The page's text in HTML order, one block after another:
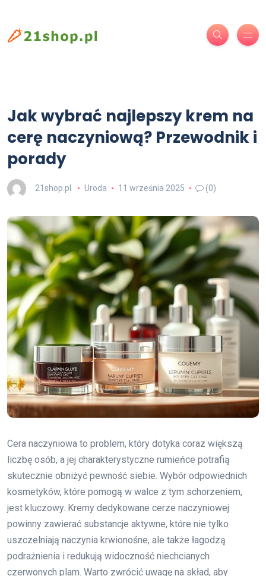
Jak wybrać najlepszy krem na
cerę naczyniową? Przewodnik i
porady
21shop.pl Uroda 11 września 2025 (0)
Cera naczyniowa to problem, który dotyka coraz większą
liczbę osób, a jej charakterystyczne rumieńce potrafią
skutecznie obniżyć pewność siebie. Wybór odpowiednich
kosmetyków, które pomogą w walce z tym schorzeniem,
jest kluczowy. Kremy dedykowane cerze naczyniowej
powinny zawierać substancje aktywne, które nie tylko
uszczelniają naczynia krwionośne, ale także łagodzą
podrażnienia i redukują widoczność niechcianych
czerwonych plam. Warto zwrócić uwagę na skład, aby